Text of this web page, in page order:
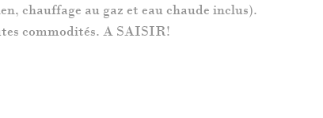
chauffage au gaz et eau chaude inclus).
commodités. A SAISIR!